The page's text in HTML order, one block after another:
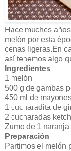
Hace muchos
melón por esta
cenas ligeras.En
así tenemos algo
Ingredientes
1 melón
500 g de gambas
450 ml de
1 cucharadita de
2 cucharadas
Zumo de 1 naranja
Preparación
Partimos el melón